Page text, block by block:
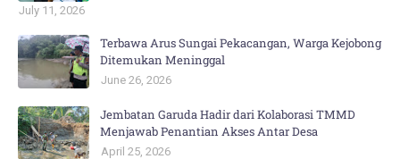
July 11, 2026
Terbawa Arus Sungai Pekacangan, Warga Kejobong
Ditemukan Meninggal
June 26, 2026
Jembatan Garuda Hadir dari Kolaborasi TMMD
Menjawab Penantian Akses Antar Desa
April 25, 2026